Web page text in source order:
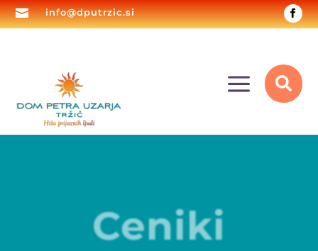
 info@dputrzic.si
a 
Ceniki